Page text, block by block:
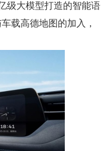
级大模型打造的智能语
载高德地图的加入，